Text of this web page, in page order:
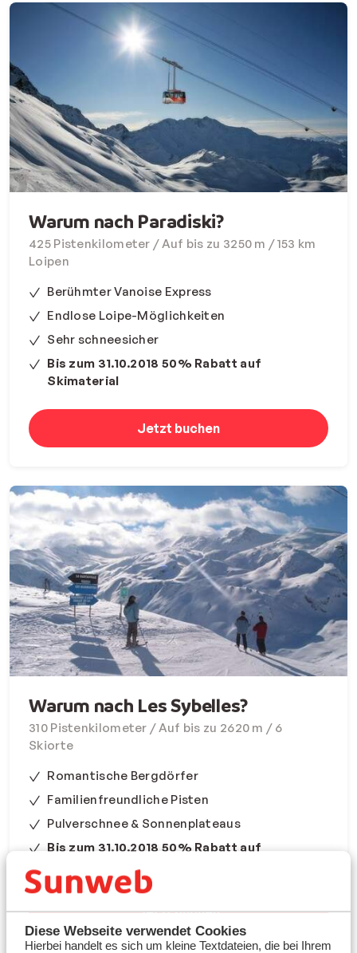
Diese Webseite verwendet Cookies
Hierbei handelt es sich um kleine Textdateien, die bei Ihrem
Warum nach Paradiski?
425 Pistenkilometer / Auf bis zu 3250 m / 153 km
Loipen
Berühmter Vanoise Express
Endlose Loipe-Möglichkeiten
Sehr schneesicher
Bis zum 31.10.2018 50% Rabatt auf
Skimaterial
Jetzt buchen
Warum nach Les Sybelles?
310 Pistenkilometer / Auf bis zu 2620 m / 6
Skiorte
Romantische Bergdörfer
Familienfreundliche Pisten
Pulverschnee & Sonnenplateaus
Bis zum 31.10.2018 50% Rabatt auf
Jetzt buchen